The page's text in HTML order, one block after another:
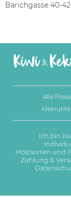
Barichgasse 40-
Alle
Ich bin
Holzsorten und
Zahlung &